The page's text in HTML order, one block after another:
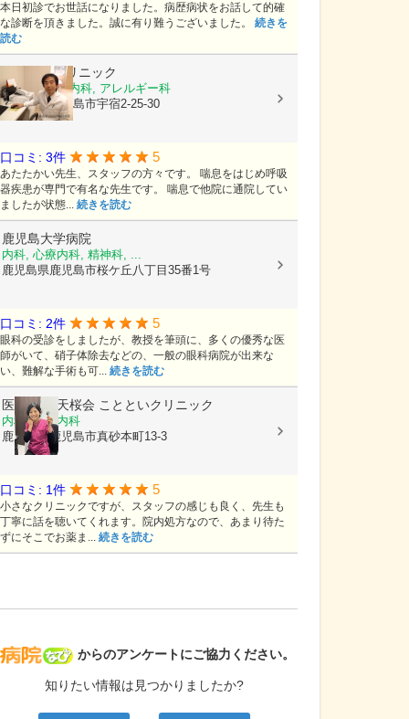
病院なび
からのアンケートにご協力ください。
知りたい情報は見つかりましたか?
本日初診でお世話になりました。病歴病状をお話して的確
な診断を頂きました。誠に有り難うございました。 続きを
読む
栃木隆男クリニック
内科, 呼吸器内科, アレルギー科
鹿児島県鹿児島市宇宿2-25-30
口コミ: 3件 5
あたたかい先生、スタッフの方々です。 喘息をはじめ呼吸
器疾患が専門で有名な先生です。 喘息で他院に通院してい
ましたが状態... 続きを読む
鹿児島大学病院
内科, 心療内科, 精神科, ...
鹿児島県鹿児島市桜ケ丘八丁目35番1号
口コミ: 2件 5
眼科の受診をしましたが、教授を筆頭に、多くの優秀な医
師がいて、硝子体除去などの、一般の眼科病院が出来な
い、難解な手術も可... 続きを読む
医療法人 天桜会 ことといクリニック
内科, 血液内科
鹿児島県鹿児島市真砂本町13-3
口コミ: 1件 5
小さなクリニックですが、スタッフの感じも良く、先生も
丁寧に話を聴いてくれます。院内処方なので、あまり待た
ずにそこでお薬ま... 続きを読む